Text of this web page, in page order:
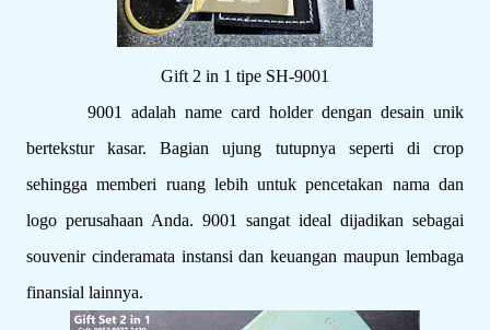
Gift 2 in 1 tipe SH-9001
9001 adalah name card holder dengan desain unik
bertekstur kasar. Bagian ujung tutupnya seperti di crop
sehingga memberi ruang lebih untuk pencetakan nama dan
logo perusahaan Anda. 9001 sangat ideal dijadikan sebagai
souvenir cinderamata instansi dan keuangan maupun lembaga
finansial lainnya.